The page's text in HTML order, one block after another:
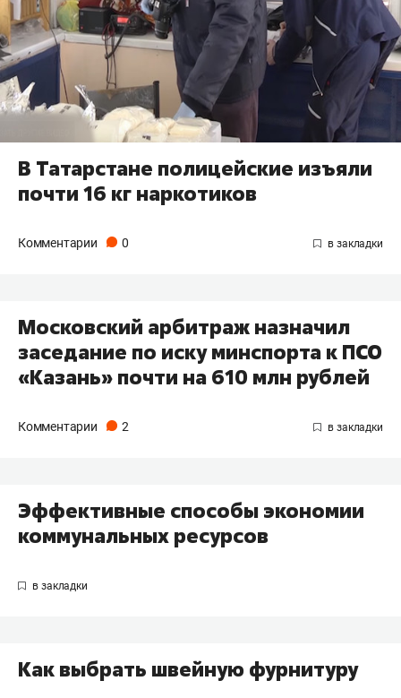
В Татарстане полицейские изъяли
почти 16 кг наркотиков
Комментарии 0
Московский арбитраж назначил
заседание по иску минспорта к ПСО
«Казань» почти на 610 млн рублей
Комментарии 2
Эффективные способы экономии
коммунальных ресурсов
Как выбрать швейную фурнитуру